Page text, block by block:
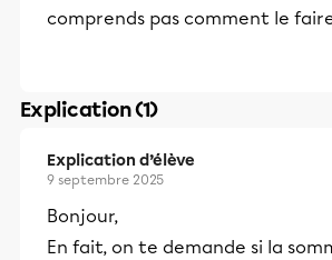
comprends pas comment le
Explication (1)
Explication d’élève
9 septembre 2025
Bonjour,
En fait, on te demande si la